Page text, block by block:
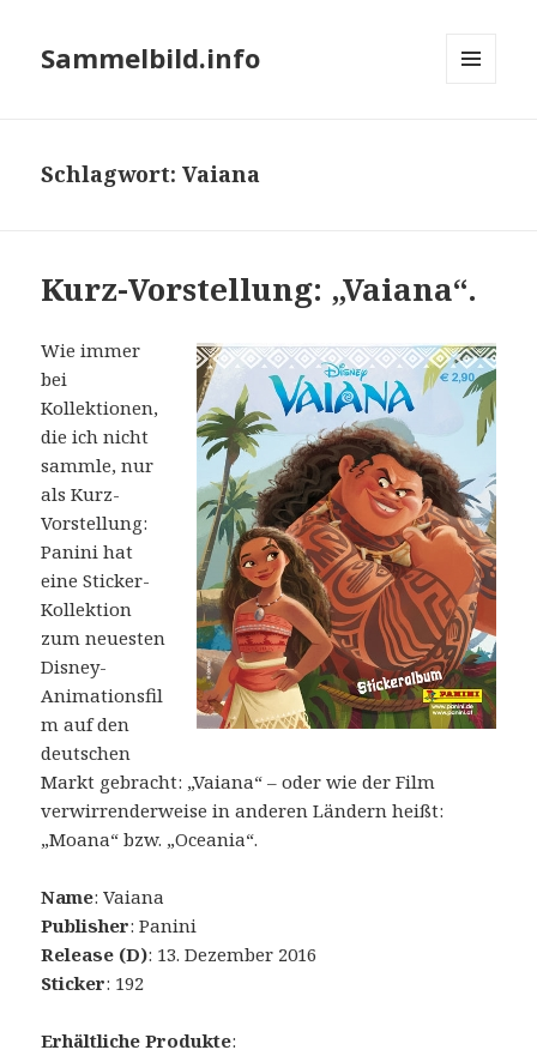
Sammelbild.info
Schlagwort:Vaiana
Kurz-Vorstellung: „Vaiana“.
Wie immer
bei
Kollektionen,
die ich nicht
sammle, nur
als Kurz-
Vorstellung:
Panini hat
eine Sticker-
Kollektion
zum neuesten
Disney-
Animationsfil
m auf den
deutschen
Markt gebracht: „Vaiana“ – oder wie der Film
verwirrenderweise in anderen Ländern heißt:
„Moana“ bzw. „Oceania“.
Name: Vaiana
Publisher: Panini
Release (D): 13. Dezember 2016
Sticker: 192
Erhältliche Produkte: